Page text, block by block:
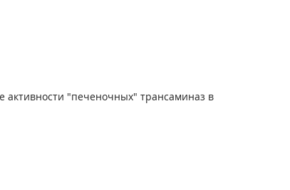
"печеночных" трансаминаз в